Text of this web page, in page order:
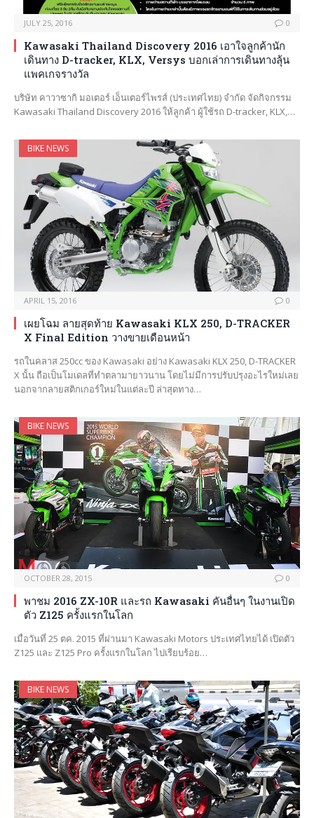
JULY 25, 2016 0
Kawasaki Thailand Discovery 2016 เอาใจลูกค้านัก
เดินทาง D-tracker, KLX, Versys บอกเล่าการเดินทางลุ้น
แพคเกจรางวัล
บริษัท คาวาซากิ มอเตอร์ เอ็นเตอร์ไพรส์ (ประเทศไทย) จำกัด จัดกิจกรรม
Kawasaki Thailand Discovery 2016 ให้ลูกค้า ผู้ใช้รถ D-tracker, KLX,…
BIKE NEWS
APRIL 15, 2016 0
เผยโฉม ลายสุดท้าย Kawasaki KLX 250, D-TRACKER
X Final Edition วางขายเดือนหน้า
รถในคลาส 250cc ของ Kawasaki อย่าง Kawasaki KLX 250, D-TRACKER
X นั้น ถือเป็นโมเดลที่ทำตลามายาวนาน โดยไม่มีการปรับปรุงอะไรใหม่เลย
นอกจากลายสติกเกอร์ใหม่ในแต่ละปี ล่าสุดทาง…
BIKE NEWS
OCTOBER 28, 2015 0
พาชม 2016 ZX-10R และรถ Kawasaki คันอื่นๆ ในงานเปิด
ตัว Z125 ครั้งแรกในโลก
เมื่อวันที่ 25 ตค. 2015 ที่ผ่านมา Kawasaki Motors ประเทศไทยได้ เปิดตัว
Z125 และ Z125 Pro ครั้งแรกในโลก ไปเรียบร้อย…
BIKE NEWS